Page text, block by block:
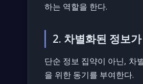
하는 역할을 한다.
2. 차별화된 정보
단순 정보 집약이 아닌, 차
을 위한 동기를 부여한다.